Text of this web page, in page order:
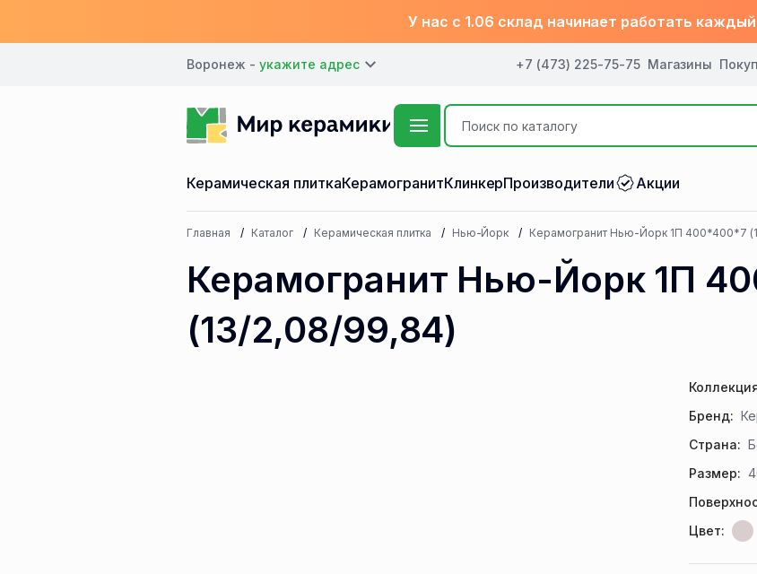
У нас с 1.06 склад начинает работать
Воронеж - +7 (473) 225-75-75 Магазины
Керамическая плиткаКерамогранитКлинкерПроизводители Акции
Главная Каталог Керамическая плитка Нью-Йорк Керамогранит Нью-Йорк 1П 400*400*7
Керамогранит Нью-Йорк 1П
(13/2,08/99,84)
Бренд:
Страна:
Размер:
Цвет: